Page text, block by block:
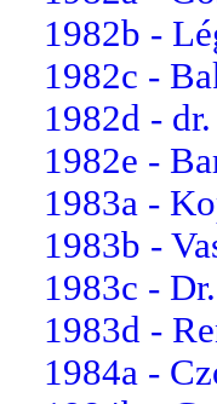
1982b -
1982c -
1982d -
1982e -
1983a -
1983b -
1983c -
1983d -
1984a -